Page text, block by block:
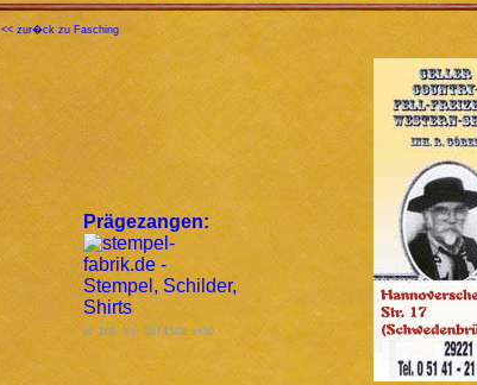
<< zur�ck zu Fasching
Prägezangen:
id: 109 Vs: 3674349 r=30